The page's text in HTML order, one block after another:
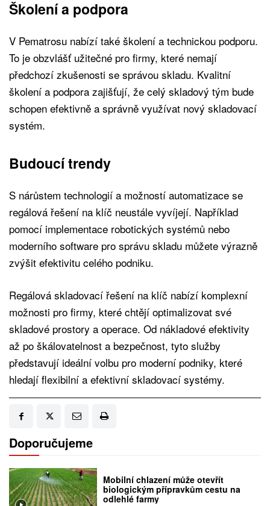
Školení a podpora
V Pematrosu nabízí také školení a technickou podporu.
To je obzvlášť užitečné pro firmy, které nemají
předchozí zkušenosti se správou skladu. Kvalitní
školení a podpora zajišťují, že celý skladový tým bude
schopen efektivně a správně využívat nový skladovací
systém.
Budoucí trendy
S nárůstem technologií a možností automatizace se
regálová řešení na klíč neustále vyvíjejí. Například
pomocí implementace robotických systémů nebo
moderního software pro správu skladu můžete výrazně
zvýšit efektivitu celého podniku.
Regálová skladovací řešení na klíč nabízí komplexní
možnosti pro firmy, které chtějí optimalizovat své
skladové prostory a operace. Od nákladové efektivity
až po škálovatelnost a bezpečnost, tyto služby
představují ideální volbu pro moderní podniky, které
hledají flexibilní a efektivní skladovací systémy.
Doporučujeme
Mobilní chlazení může otevřít
biologickým přípravkům cestu na
odlehlé farmy